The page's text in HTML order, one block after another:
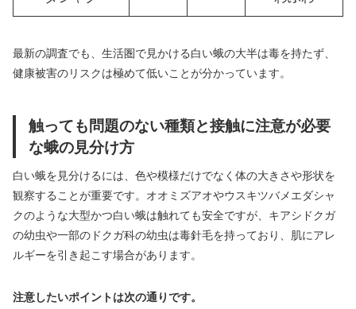
最新の調査でも、生活圏で見かける白い蛾の大半は毒を持たず、
健康被害のリスクは極めて低いことが分かっています。
触っても問題のない種類と接触に注意が必要
な蛾の見分け方
白い蛾を見分けるには、色や模様だけでなく体の大きさや形状を
観察することが重要です。オオミズアオやウスキツバメエダシャ
クのような大型かつ白い蛾は触れても安全ですが、キアシドクガ
の幼虫や一部のドクガ科の幼虫は毒針毛を持っており、肌にアレ
ルギーを引き起こす場合があります。
注意したいポイントは次の通りです。